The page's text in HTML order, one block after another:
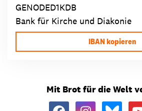
GENODED1KDB
Bank für Kirche und Diakonie
IBAN kopieren
Mit Brot für die Welt